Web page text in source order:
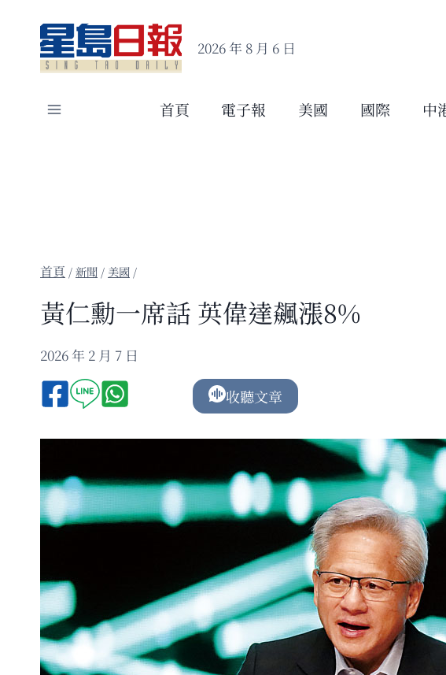
content
2026 年 8 月 6 日
首頁 電子報 美國 國際 中
/新聞 / 美國 /
黃仁勳一席話 英偉達飆漲8%
2026 年 2 月 7 日
收聽文章